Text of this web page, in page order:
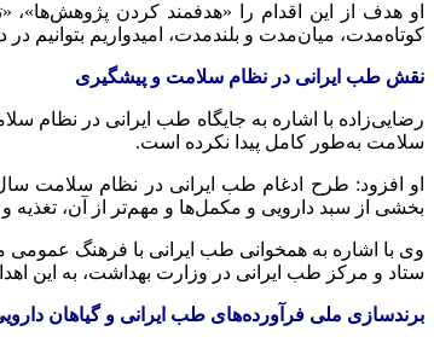
او هدف از این اقدام را «هدفمند کردن
کوتاه‌مدت، میان‌مدت و بلندمدت، امیدواریم بتوانیم
نقش طب ایرانی در نظام سلامت و پیشگیری
رضایی‌زاده با اشاره به جایگاه طب ایرانی در نظام
سلامت به‌طور کامل پیدا نکرده است.
او افزود: طرح ادغام طب ایرانی در نظام سلامت
بخشی از سبد دارویی و مکمل‌ها و مهم‌تر از آن، تغذیه
وی با اشاره به همخوانی طب ایرانی با فرهنگ عمومی
ستاد و مرکز طب ایرانی در وزارت بهداشت، به این
برندسازی ملی فرآورده‌های طب ایرانی و گیاهان